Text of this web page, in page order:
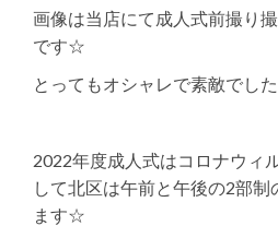
画像は当店にて成人式前撮り
です☆
とってもオシャレで素敵でした
2022年度成人式はコロナウィ
して北区は午前と午後の2部制
ます☆